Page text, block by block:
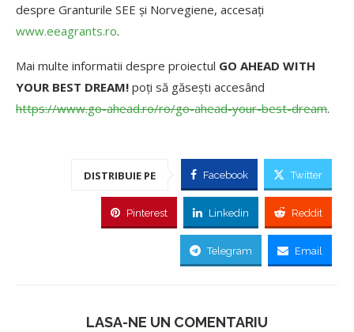
despre Granturile SEE și Norvegiene, accesați
www.eeagrants.ro.
Mai multe informatii despre proiectul GO AHEAD WITH
YOUR BEST DREAM! poți să găsești accesând
https://www.go-ahead.ro/ro/go-ahead-your-best-dream.
DISTRIBUIE PE Facebook Twitter
Pinterest Linkedin Reddit
Telegram Email
LASA-NE UN COMENTARIU